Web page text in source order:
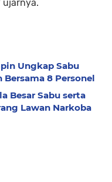
ujarnya.
Ungkap Sabu
Bersama 8 Personel
Besar Sabu serta
Lawan Narkoba